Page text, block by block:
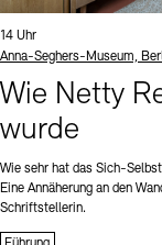
Uhrzeit:
14 Uhr
Standort
Anna-Seghers-Museum,
Wie Netty
wurde
Wie sehr hat das Sich-
Eine Annäherung an den
Schriftstellerin.